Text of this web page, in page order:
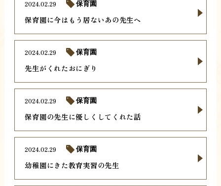
保育園に今はもう居ないあの先生へ
2024.02.29 保育園
先生がくれたおにぎり
2024.02.29 保育園
保育園の先生に優しくしてくれた話
2024.02.29 保育園
幼稚園にきた教育実習の先生
2024.02.29 保育園